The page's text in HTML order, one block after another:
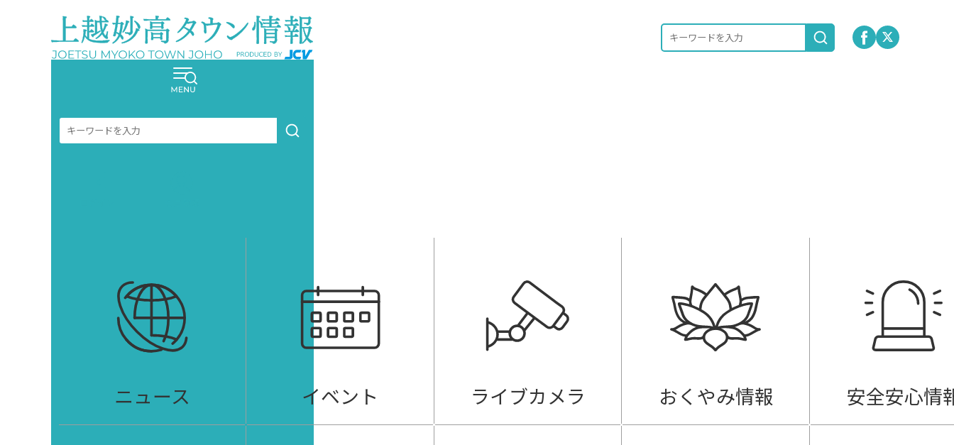
ニュース イベント ライブカメラ おくやみ情報 安全安心情